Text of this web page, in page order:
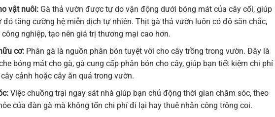
vật nuôi:Gà thả vườn được tự do vận động dưới bóng mát của cây cối, giúp
tăng cường hệ miễn dịch tự nhiên. Thịt gà thả vườn luôn có độ săn chắc,
nghiệp, tạo nên giá trị thương mại cao hơn.
cơ:Phân gà là nguồn phân bón tuyệt vời cho cây trồng trong vườn. Đây là
bóng mát cho gà, gà cung cấp phân bón cho cây, giúp bạn tiết kiệm chi phí
cảnh hoặc cây ăn quả trong vườn.
Việc chuồng trại ngay sát nhà giúp bạn chủ động thời gian chăm sóc, theo
của đàn gà mà không tốn chi phí đi lại hay thuê nhân công trông coi.